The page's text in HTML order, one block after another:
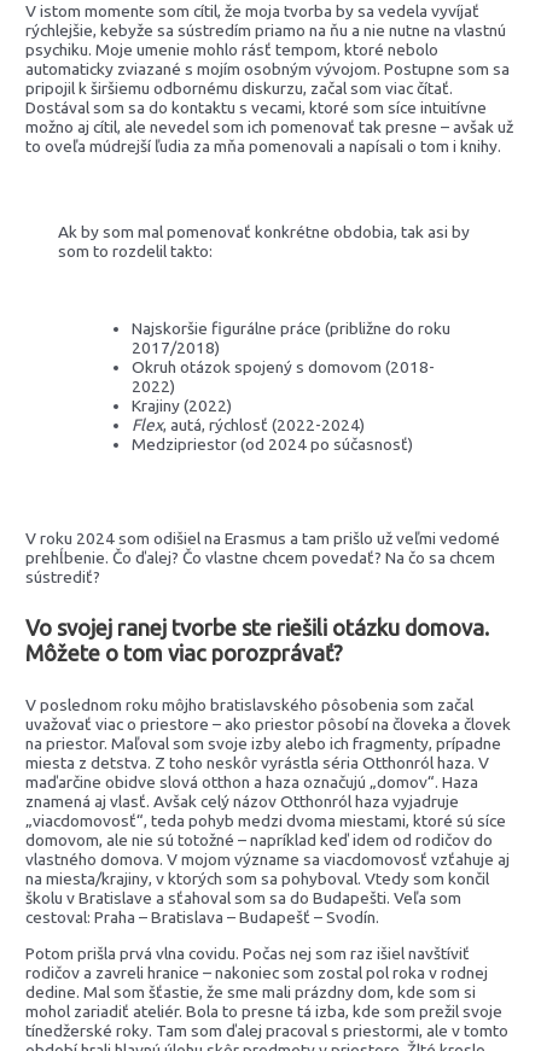
V istom momente som cítil, že moja tvorba by sa vedela vyvíjať
rýchlejšie, kebyže sa sústredím priamo na ňu a nie nutne na vlastnú
psychiku. Moje umenie mohlo rásť tempom, ktoré nebolo
automaticky zviazané s mojím osobným vývojom. Postupne som sa
pripojil k širšiemu odbornému diskurzu, začal som viac čítať.
Dostával som sa do kontaktu s vecami, ktoré som síce intuitívne
možno aj cítil, ale nevedel som ich pomenovať tak presne – avšak už
to oveľa múdrejší ľudia za mňa pomenovali a napísali o tom i knihy.
Ak by som mal pomenovať konkrétne obdobia, tak asi by
som to rozdelil takto:
Najskoršie figurálne práce (približne do roku
2017/2018)
Okruh otázok spojený s domovom (2018-
2022)
Krajiny (2022)
Flex, autá, rýchlosť (2022-2024)
Medzipriestor (od 2024 po súčasnosť)
V roku 2024 som odišiel na Erasmus a tam prišlo už veľmi vedomé
prehĺbenie. Čo ďalej? Čo vlastne chcem povedať? Na čo sa chcem
sústrediť?
Vo svojej ranej tvorbe ste riešili otázku domova.
Môžete o tom viac porozprávať?
V poslednom roku môjho bratislavského pôsobenia som začal
uvažovať viac o priestore – ako priestor pôsobí na človeka a človek
na priestor. Maľoval som svoje izby alebo ich fragmenty, prípadne
miesta z detstva. Z toho neskôr vyrástla séria Otthonról haza. V
maďarčine obidve slová otthon a haza označujú „domov“. Haza
znamená aj vlasť. Avšak celý názov Otthonról haza vyjadruje
„viacdomovosť“, teda pohyb medzi dvoma miestami, ktoré sú síce
domovom, ale nie sú totožné – napríklad keď idem od rodičov do
vlastného domova. V mojom význame sa viacdomovosť vzťahuje aj
na miesta/krajiny, v ktorých som sa pohyboval. Vtedy som končil
školu v Bratislave a sťahoval som sa do Budapešti. Veľa som
cestoval: Praha – Bratislava – Budapešť – Svodín.
Potom prišla prvá vlna covidu. Počas nej som raz išiel navštíviť
rodičov a zavreli hranice – nakoniec som zostal pol roka v rodnej
dedine. Mal som šťastie, že sme mali prázdny dom, kde som si
mohol zariadiť ateliér. Bola to presne tá izba, kde som prežil svoje
tínedžerské roky. Tam som ďalej pracoval s priestormi, ale v tomto